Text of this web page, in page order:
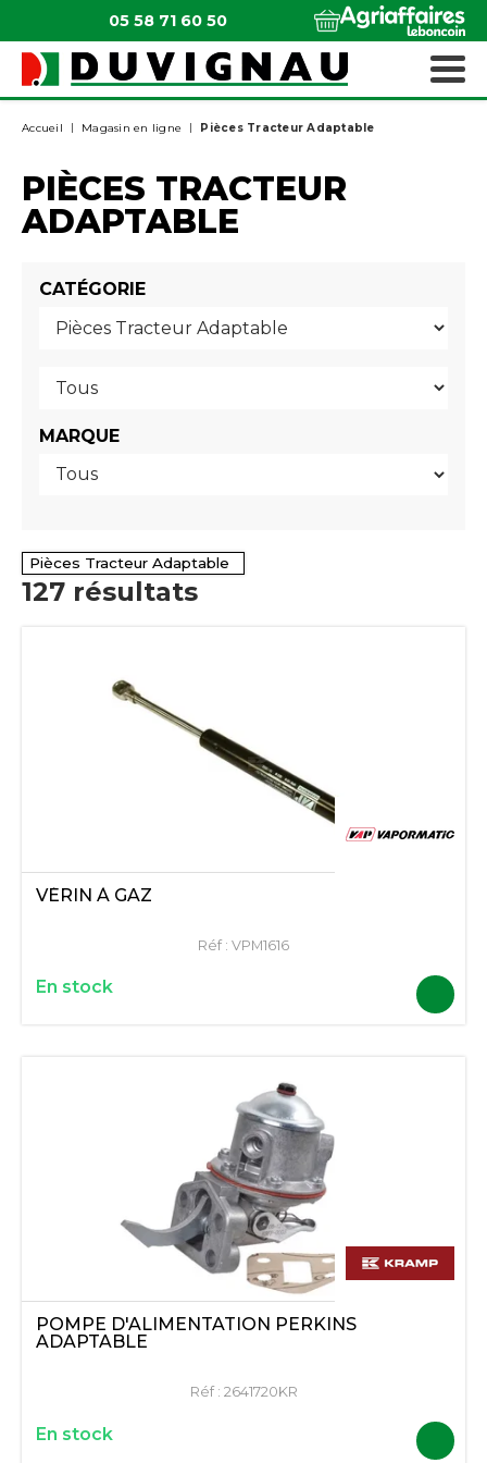
05 58 71 60 50
Accueil Magasin en ligne Pièces Tracteur Adaptable
PIÈCES TRACTEUR
ADAPTABLE
CATÉGORIE
MARQUE
Pièces Tracteur Adaptable
127 résultats
VÉRIN À GAZ
Réf : VPM1616
En stock
POMPE D'ALIMENTATION PERKINS
ADAPTABLE
Réf : 2641720KR
En stock